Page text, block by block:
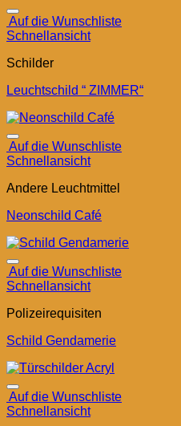
Auf die Wunschliste
Schnellansicht
Schilder
Leuchtschild “ ZIMMER“
Auf die Wunschliste
Schnellansicht
Andere Leuchtmittel
Neonschild Café
Auf die Wunschliste
Schnellansicht
Polizeirequisiten
Schild Gendamerie
Auf die Wunschliste
Schnellansicht